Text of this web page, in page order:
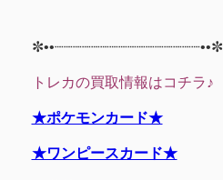
✼••┈┈┈┈┈┈┈┈┈┈┈┈┈┈┈┈••✼
トレカの買取情報はコチラ♪
★ポケモンカード★
★ワンピースカード★